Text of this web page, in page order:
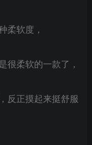
柔软度，
很柔软的一款了，
反正摸起来挺舒服